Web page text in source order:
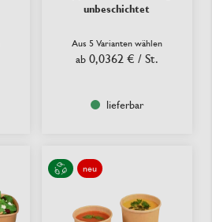
unbeschichtet
Aus 5 Varianten wählen
ab 0,0362 € / St.
lieferbar
neu